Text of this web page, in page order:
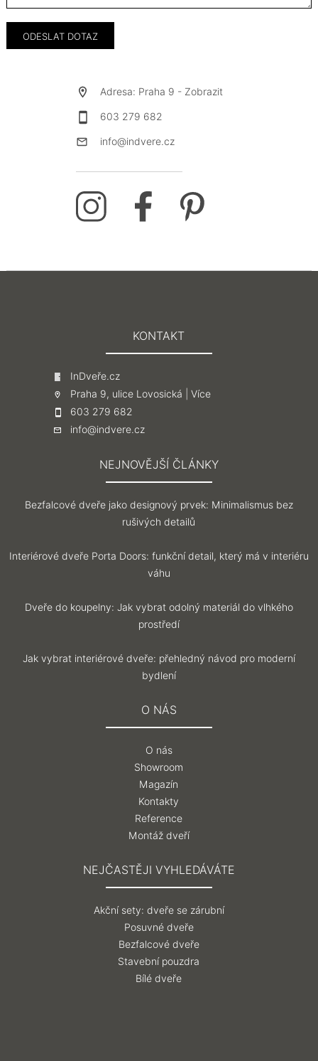
Adresa: Praha 9 - Zobrazit
603 279 682
info@indvere.cz
KONTAKT
InDveře.cz
Praha 9, ulice Lovosická | Více
603 279 682
info@indvere.cz
NEJNOVĚJŠÍ ČLÁNKY
Bezfalcové dveře jako designový prvek: Minimalismus bez
rušivých detailů
Interiérové dveře Porta Doors: funkční detail, který má v interiéru
váhu
Dveře do koupelny: Jak vybrat odolný materiál do vlhkého
prostředí
Jak vybrat interiérové dveře: přehledný návod pro moderní
bydlení
O NÁS
O nás
Showroom
Magazín
Kontakty
Reference
Montáž dveří
NEJČASTĚJI VYHLEDÁVÁTE
Akční sety: dveře se zárubní
Posuvné dveře
Bezfalcové dveře
Stavební pouzdra
Bílé dveře